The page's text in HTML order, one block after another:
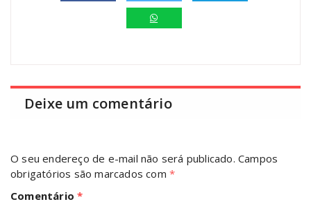
Deixe um comentário
O seu endereço de e-mail não será publicado. Campos
obrigatórios são marcados com *
Comentário*